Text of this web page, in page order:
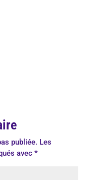
publiée. Les
avec *